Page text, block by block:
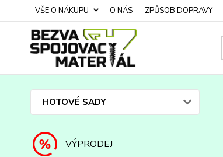
VŠE O NÁKUPU O NÁS ZPŮSOB DOPRAVY
HOTOVÉ SADY
VÝPRODEJ